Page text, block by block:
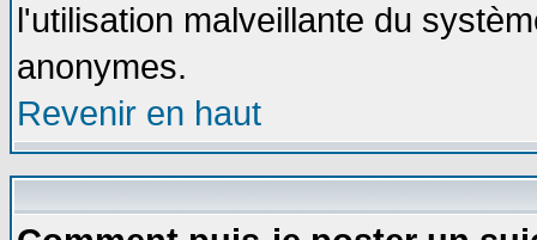
l'utilisation malveillante du
anonymes.
Revenir en haut